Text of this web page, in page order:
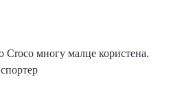
Croco многу малце користена.